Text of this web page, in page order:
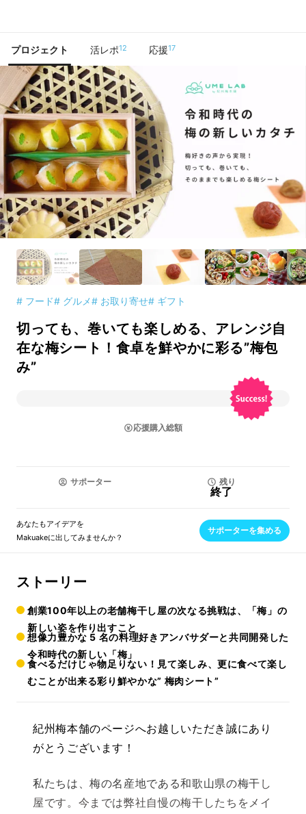
プロジェクト 活レポ12 応援17
# フード# グルメ# お取り寄せ# ギフト
切っても、巻いても楽しめる、アレンジ自
在な梅シート！食卓を鮮やかに彩る”梅包
み”
応援購入総額
サポーター 残り
終了
あなたもアイデアを
Makuakeに出してみませんか？
サポーターを集める
ストーリー
創業100年以上の老舗梅干し屋の次なる挑戦は、「梅」の
新しい姿を作り出すこと
想像力豊かな 5 名の料理好きアンバサダーと共同開発した
令和時代の新しい「梅」
食べるだけじゃ物足りない！見て楽しみ、更に食べて楽し
むことが出来る彩り鮮やかな” 梅肉シート”
紀州梅本舗のページへお越しいただき誠にあり
がとうございます！
私たちは、梅の名産地である和歌山県の梅干 し
屋です。今までは弊社自慢の梅干したちをメイ